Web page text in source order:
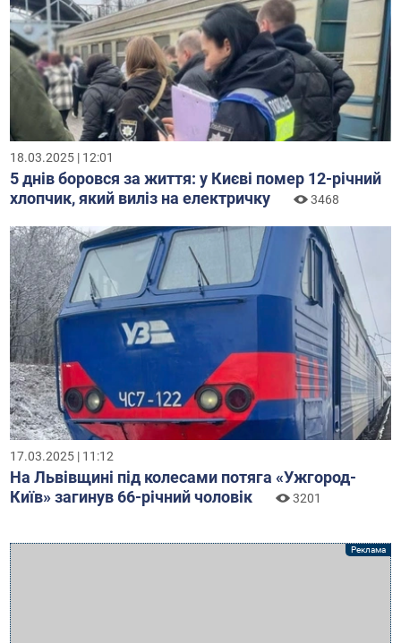
18.03.2025 | 12:01
5 днів боровся за життя: у Києві помер 12-річний
хлопчик, який виліз на електричку
3468
17.03.2025 | 11:12
На Львівщині під колесами потяга «Ужгород-
Київ» загинув 66-річний чоловік
3201